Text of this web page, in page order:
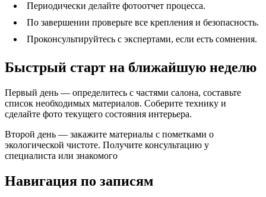
Периодически делайте фотоотчет процесса.
По завершении проверьте все крепления и безопасность.
Проконсультируйтесь с экспертами, если есть сомнения.
Быстрый старт на ближайшую неделю
Первый день — определитесь с частями салона, составьте
список необходимых материалов. Соберите технику и
сделайте фото текущего состояния интерьера.
Второй день — закажите материалы с пометками о
экологической чистоте. Получите консультацию у
специалиста или знакомого
Навигация по записям